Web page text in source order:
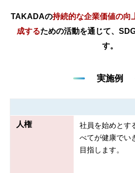
TAKADAの持続的な企業価値の向
成するための活動を通じて、
す。
実施例
人権
社員を始めとす
べてが健康でい
目指します。